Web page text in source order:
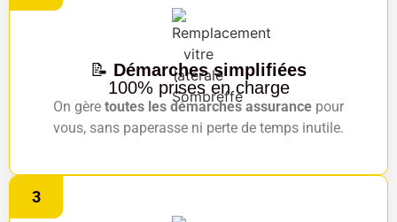
📝 Démarches simplifiées
100% prises en charge
On gère toutes les démarches assurance pour
vous, sans paperasse ni perte de temps inutile.
3